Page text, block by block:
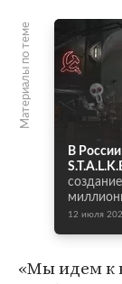
Материалы по теме
В
12 июля
«Мы идем к